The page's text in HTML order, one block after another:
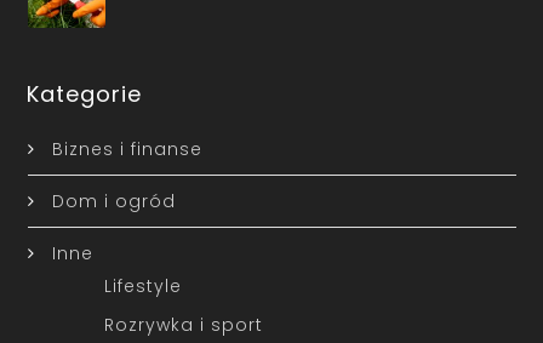
Kategorie
Biznes i finanse
Dom i ogród
Inne
Lifestyle
Rozrywka i sport